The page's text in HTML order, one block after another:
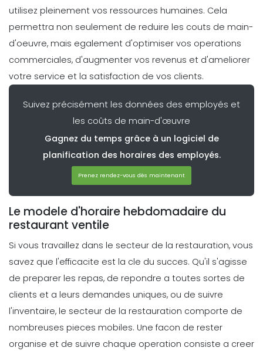
Comment transformer la
planification en avantage
strategique avec une application de
planification
Michelle Jaco Oct 12, 2020
Management
Comment communiquer en equipe
dans un restaurant
Michelle Jaco Oct 12, 2020
Management
Pourquoi vous devez utiliser une
application de planification dans
votre restaurant Les facteurs
Michelle Jaco Oct 12, 2020
6 Strategies d'etablissement des
horaires qui reduiront votre taux de
roulement
Michelle Jaco Oct 12, 2020
utilisez pleinement vos ressources humaines. Cela
permettra non seulement de reduire les couts de main-
d'oeuvre, mais egalement d'optimiser vos operations
commerciales, d'augmenter vos revenus et d'ameliorer
votre service et la satisfaction de vos clients.
Suivez précisément les données des employés et
les coûts de main-d'œuvre
Gagnez du temps grâce à un logiciel de
planification des horaires des employés.
Prenez rendez-vous dès maintenant
Le modele d'horaire hebdomadaire du
restaurant ventile
Si vous travaillez dans le secteur de la restauration, vous
savez que l'efficacite est la cle du succes. Qu'il s'agisse
de preparer les repas, de repondre a toutes sortes de
clients et a leurs demandes uniques, ou de suivre
l'inventaire, le secteur de la restauration comporte de
nombreuses pieces mobiles. Une facon de rester
organise et de suivre chaque operation consiste a creer